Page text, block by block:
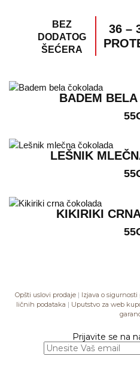
BEZ
DODATOG
ŠEĆERA
36 –
BADEM
LEŠNIK
KIKIRIKI
Opšti uslovi prodaje | Izjava o sigurnosti
ličnih podataka | Uputstvo za web
Prijavite se na